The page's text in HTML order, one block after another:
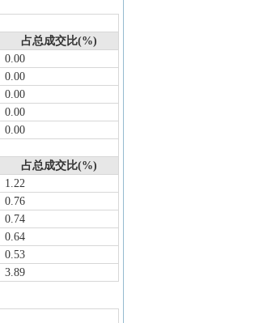
占总成交比(%)
0.00
0.00
0.00
0.00
0.00
占总成交比(%)
1.22
0.76
0.74
0.64
0.53
3.89